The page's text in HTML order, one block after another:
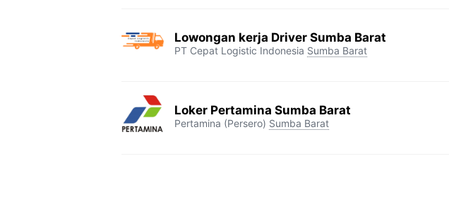
Lowongan kerja Driver Sumba Barat
PT Cepat Logistic Indonesia Sumba Barat
Loker Pertamina Sumba Barat
Pertamina (Persero) Sumba Barat